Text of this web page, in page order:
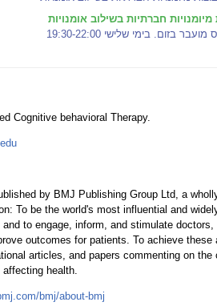
חברתיות בשילוב אומנויות
Cognitive behavioral Therapy.
by BMJ Publishing Group Ltd, a
To be the world's most influential and
to engage, inform, and stimulate
outcomes for patients. To achieve
articles, and papers commenting on
health.
bmj/about-bmj